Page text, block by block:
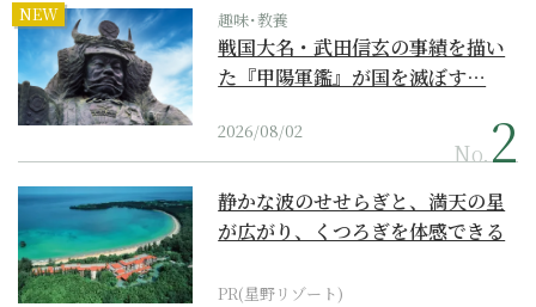
NEW 趣味･教養
戦国大名・武田信玄の事績を描い
た『甲陽軍鑑』が国を滅ぼす…
2026/08/02
No.
静かな波のせせらぎと、満天の星
が広がり、くつろぎを体感できる
PR(星野リゾート)